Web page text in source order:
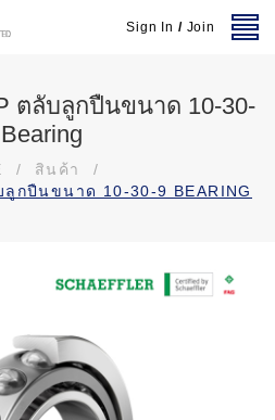
Sign In / Join
ตลับลูกปืนขนาด 10-30-
/ สินค้า
/
ลูกปืนขนาด 10-30-9 BEARING